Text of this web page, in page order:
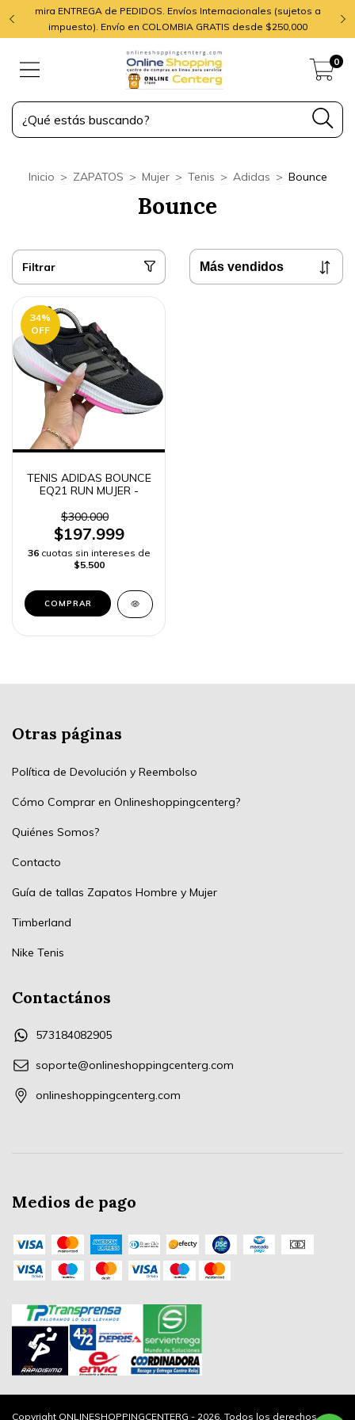
mira ENTREGA de PEDIDOS. Envíos Internacionales (sujetos a
impuesto). Envío en COLOMBIA GRATIS desde $250,000
0
Inicio > ZAPATOS > Mujer > Tenis > Adidas > Bounce
Bounce
Filtrar
34%
OFF
TENIS ADIDAS BOUNCE
EQ21 RUN MUJER -
$300.000
$197.999
36 cuotas sin intereses de
$5.500
COMPRAR
Otras páginas
Política de Devolución y Reembolso
Cómo Comprar en Onlineshoppingcenterg?
Quiénes Somos?
Contacto
Guía de tallas Zapatos Hombre y Mujer
Timberland
Nike Tenis
Contactános
573184082905
soporte@onlineshoppingcenterg.com
onlineshoppingcenterg.com
Medios de pago
Copyright ONLINESHOPPINGCENTERG - 2026. Todos los derechos